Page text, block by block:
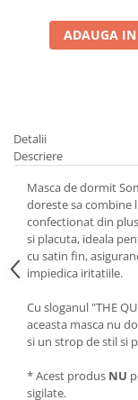
ADAUGA IN
Detalii
Descriere
Masca de dormit
doreste sa combine
confectionat din
si placuta, ideala
cu satin fin,
impiedica iritatiile.
Cu sloganul "THE
aceasta masca nu
si un strop de stil si
* Acest produs NU
sigilate.